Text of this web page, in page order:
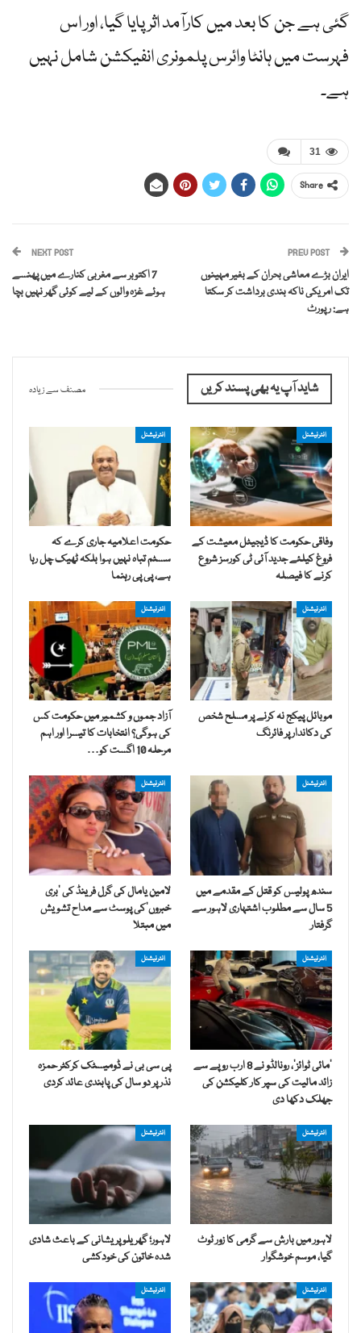
گئی ہے جن کا بعد میں کارآمد اثر پایا گیا، اور اس
فہرست میں ہانٹا وائرس پلمونری انفیکشن شامل نہیں
ہے۔
31
Share
PREV POST
ایران بڑے معاشی بحران کے بغیر مہینوں
تک امریکی ناکہ بندی برداشت کر سکتا
ہے: رپورٹ
NEXT POST
7 اکتوبر سے مغربی کنارے میں پھنسے
ہوئے غزہ والوں کے لیے کوئی گھر نہیں بچا
شاید آپ یہ بھی پسند کریں مصنف سے زیادہ
انٹرنیشنل
وفاقی حکومت کا ڈیجیٹل معیشت کے
فروغ کیلئے جدید آئی ٹی کورسز شروع
کرنے کا فیصلہ
انٹرنیشنل
حکومت اعلامیہ جاری کرے کہ
سسٹم تباہ نہیں ہوا بلکہ ٹھیک چل رہا
ہے، پی پی رہنما
انٹرنیشنل
موبائل پیکج نہ کرنے پر مسلح شخص
کی دکاندار پر فائرنگ
انٹرنیشنل
آزاد جموں و کشمیر میں حکومت کس
کی ہوگی؟ انتخابات کا تیسرا اور اہم
مرحلہ 10 اگست کو…
انٹرنیشنل
سندھ پولیس کو قتل کے مقدمے میں
5 سال سے مطلوب اشتہاری لاہور سے
گرفتار
انٹرنیشنل
لامین یامال کی گرل فرینڈ کی ’بری
خبروں‘کی پوسٹ سے مداح تشویش
میں مبتلا
انٹرنیشنل
’مائی ٹوائز‘، رونالڈو نے 8 ارب روپے سے
زائد مالیت کی سپر کار کلیکشن کی
جھلک دکھا دی
انٹرنیشنل
پی سی بی نے ڈومیسٹک کرکٹر حمزہ
نذر پر دو سال کی پابندی عائد کردی
انٹرنیشنل
لاہور میں بارش سے گرمی کا زور ٹوٹ
گیا، موسم خوشگوار
انٹرنیشنل
لاہور؛ گھریلو پریشانی کے باعث شادی
شدہ خاتون کی خودکشی
انٹرنیشنل انٹرنیشنل